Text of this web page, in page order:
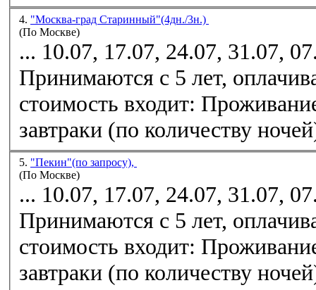
4. "Москва-град Старинный"(4дн./3н.)
(По Москве)
... 10.07, 17.07, 24.07, 31.07,
Принимаются с 5 лет,
стоимость входит:
завтраки (по количеству
5. "Пекин"(по запросу),
(По Москве)
... 10.07, 17.07, 24.07, 31.07,
Принимаются с 5 лет,
стоимость входит:
завтраки (по количеству